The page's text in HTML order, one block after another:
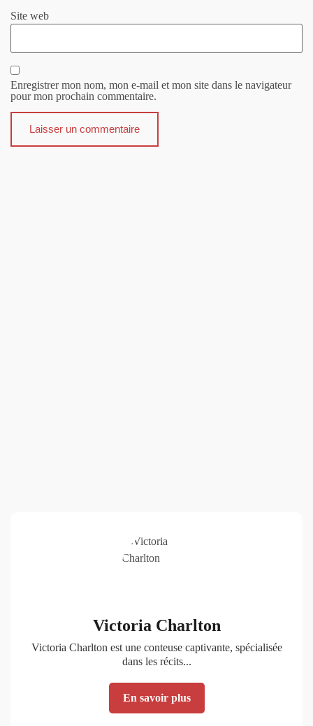
Site web
Enregistrer mon nom, mon e-mail et mon site dans le navigateur
pour mon prochain commentaire.
Victoria Charlton
Victoria Charlton est une conteuse captivante, spécialisée
dans les récits...
En savoir plus